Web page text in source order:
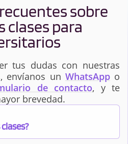
sobre
clases para
tus dudas con nuestras
envíanos un WhatsAppo
de contacto, y te
brevedad.